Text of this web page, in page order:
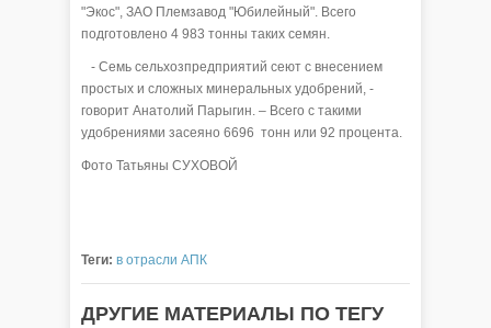
"Экос", ЗАО Племзавод "Юбилейный". Всего
подготовлено 4 983 тонны таких семян.
- Семь сельхозпредприятий сеют с внесением
простых и сложных минеральных удобрений, -
говорит Анатолий Парыгин. – Всего с такими
удобрениями засеяно 6696 тонн или 92 процента.
Фото Татьяны СУХОВОЙ
Теги: в отрасли АПК
ДРУГИЕ МАТЕРИАЛЫ ПО ТЕГУ